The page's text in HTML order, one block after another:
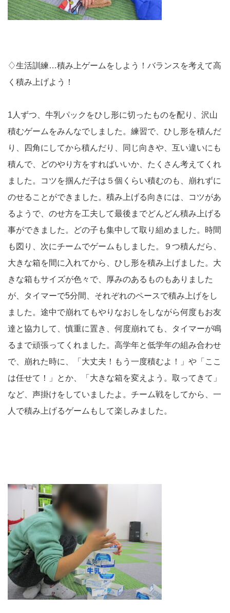
♢生活訓練…積み上ゲームをしよう！バランスを考えて高
く積み上げよう！
1人ずつ、牛乳パックをひし形に切ったものを配り、沢山
積むゲームをみんなでしました。練習で、ひし形を積んだ
り、四角にしてから積んだり、同じ向きや、互い違いにも
積んで、どのやり方をすればいいか、たくさん考えてくれ
ました。コツを掴んだ子は５個くらい積むのも、崩れずに
のせることができました。積み上げる向きには、コツがあ
るようで、のせ方を工夫して最後までどんどん積み上げる
事ができました。どの子も集中して取り組めました。時間
も図り、次にチームでゲームもしました。９つ積んだら、
大きな箱を間に入れてから、ひし形を積み上げました。大
きな箱もサイズが色々で、厚みのあるものもありました
が、タイマーで5分間、それぞれのペースで積み上げをし
ました。途中で崩れてもやりなおしをしながら何度もお友
達と協力して、慎重に置き、何度崩れても、タイマーが鳴
るまで頑張ってくれました。高学年と低学年の組み合わせ
で、崩れた時に、「大丈夫！もう一度積むよ！」や「ここ
は任せて！」とか、「大きな箱を変えよう。取ってきて」
など、声掛けをしていましたよ。チーム戦をしてから、一
人で積み上げるゲームもして楽しみました。